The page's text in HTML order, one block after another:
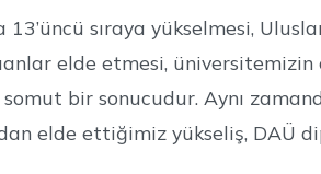
sıraya yükselmesi,
elde etmesi, üniversitemizin
bir sonucudur. Aynı
elde ettiğimiz yükseliş, DAÜ